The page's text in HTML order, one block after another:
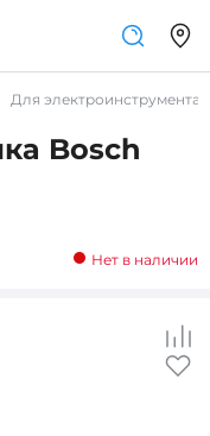
Для электроинструмента
Bosch
Нет в наличии